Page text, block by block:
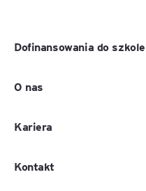
Dofinansowania do
O nas
Kariera
Kontakt